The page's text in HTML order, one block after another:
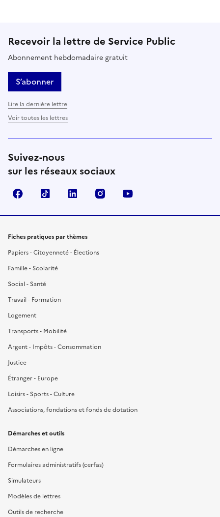
Recevoir la lettre de Service Public
Abonnement hebdomadaire gratuit
S’abonner
Lire la dernière lettre
Voir toutes les lettres
Suivez-nous
sur les réseaux sociaux
FacebookTikTok LinkedIn Instagram
Fiches pratiques par thèmes
Papiers - Citoyenneté - Élections
Famille - Scolarité
Social - Santé
Travail - Formation
Logement
Transports - Mobilité
Argent - Impôts - Consommation
Justice
Étranger - Europe
Loisirs - Sports - Culture
Associations, fondations et fonds de dotation
Démarches et outils
Démarches en ligne
Formulaires administratifs (cerfas)
Simulateurs
Modèles de lettres
Outils de recherche